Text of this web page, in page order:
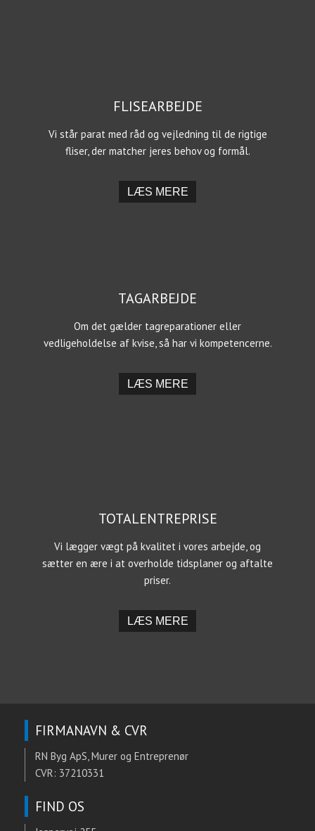
FLISEARBEJDE
Vi står parat med råd og vejledning til de rigtige
fliser, der matcher jeres behov og formål.
​LÆS MERE
TAGARBEJDE
Om det gælder tagreparationer eller
vedligeholdelse af kvise, så har vi kompetencerne.​
​LÆS MERE
TOTALENTREPRISE
Vi lægger vægt på kvalitet i vores arbejde, og
sætter en ære i at overholde tidsplaner og aftalte
priser.
​LÆS MERE
FIRMANAVN & CVR​
RN Byg ApS, Murer og Entreprenør
CVR: 37210331
FIND OS